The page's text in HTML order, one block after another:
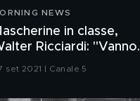
NEWS
in classe,
Ricciardi: "Vanno
anche se tutti gli
set 2021 | Canale 5